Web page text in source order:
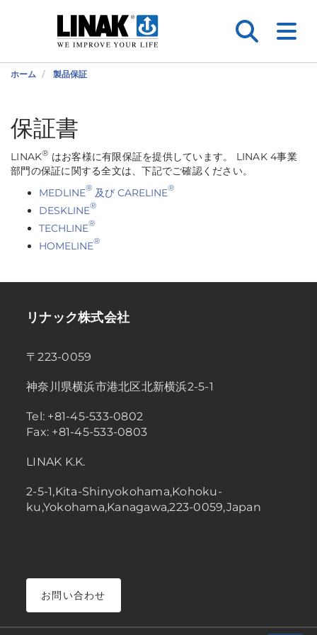
ホーム 製品保証
保証書
LINAK® はお客様に有限保証を提供しています。 LINAK 4事業
部門の保証に関する全文は、下記でご確認ください。
MEDLINE® 及び CARELINE®
DESKLINE®
TECHLINE®
HOMELINE®
リナック株式会社
〒223-0059
神奈川県横浜市港北区北新横浜2-5-1
Tel: +81-45-533-0802
Fax: +81-45-533-0803
LINAK K.K.
2-5-1,Kita-Shinyokohama,Kohoku-
ku,Yokohama,Kanagawa,223-0059,Japan
お問い合わせ